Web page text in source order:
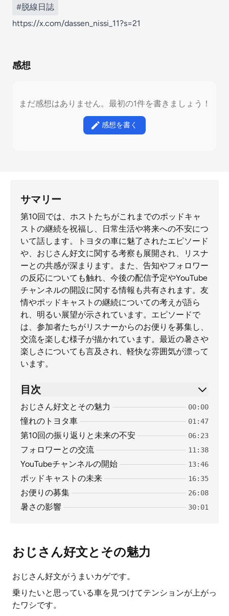
#脱線日誌
https://x.com/dassen_nissi_11?s=21
感想
まだ感想はありません。最初の1件を書きましょう！
感想を書く
サマリー
第10回では、ホストたちがこれまでのポッドキャ
ストの継続を祝福し、日常生活や将来への不安につ
いて話します。トヨタの車に魅了されたエピソード
や、おじさん好文に関する考察も展開され、リスナ
ーとの共感が深まります。また、告知やフォロワー
の反応についても触れ、今後の配信予定やYouTube
チャンネルの開設に関する情報も共有されます。友
情やポッドキャストの継続についての考えが語ら
れ、明るい展望が示されています。エピソードで
は、参加者たちがリスナーからのお便りを募集し、
交流を楽しむ様子が描かれています。最近の暑さや
楽しさについても言及され、軽快な雰囲気が漂って
います。
目次
おじさん好文とその魅力 00:00
憧れのトヨタ車 01:47
第10回の振り返りと未来の不安 06:23
フォロワーとの交流 11:38
YouTubeチャンネルの開始 13:46
ポッドキャストの未来 16:35
お便りの募集 26:08
暑さの影響 30:01
おじさん好文とその魅力
おじさん好文がうまいカゲです。
乗りたいと思っている車を見つけてテンションが上がっ
たワシです。